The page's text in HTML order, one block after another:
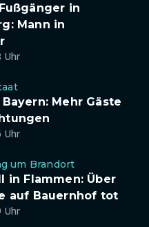
in
Mann in
Uhr
Mehr Gäste
Uhr
um Brandort
in Flammen: Über
auf Bauernhof tot
Uhr